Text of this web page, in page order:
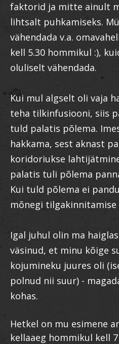
faktorid ja mitte ainult
lihtsalt puhkamiseks.
vähendada v.a.
kell 5.30 hommikul :),
oluliselt vähendada.
Kui mul algselt oli vaja
teha tilkinfusiooni, siis
tuld palatis põlema.
hakkama, sest aknast
koridoriukse
palatis tuli põlema
Kui tuld põlema ei
mõnegi
Igal juhul olin ma
väsinud, et minu kõige
kojumineku juures oli
polnud nii suur) -
kohas.
Hetkel on mu esimene
kellaaeg hommikul kell